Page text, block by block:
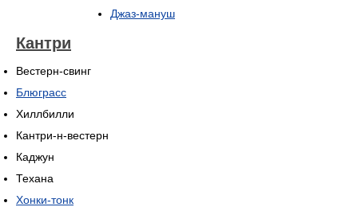
Джаз-мануш
Кантри
Вестерн-свинг
Блюграсс
Хиллбилли
Кантри-н-вестерн
Каджун
Техана
Хонки-тонк